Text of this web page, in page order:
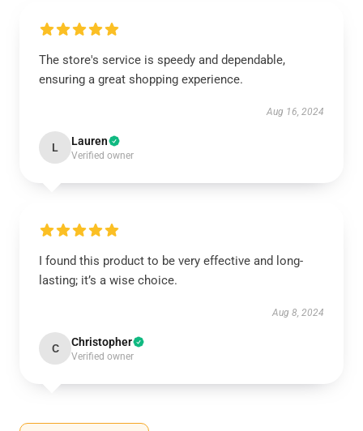
The store's service is speedy and dependable,
ensuring a great shopping experience.
Aug 16, 2024
L Lauren
Verified owner
I found this product to be very effective and long-
lasting; it’s a wise choice.
Aug 8, 2024
C Christopher
Verified owner